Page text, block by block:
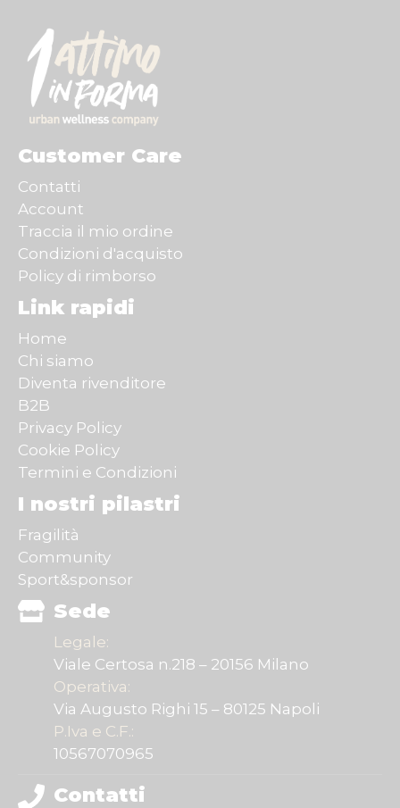
Customer Care
Contatti
Account
Traccia il mio ordine
Condizioni d'acquisto
Policy di rimborso
Link rapidi
Home
Chi siamo
Diventa rivenditore
B2B
Privacy Policy
Cookie Policy
Termini e Condizioni
I nostri pilastri
Fragilità
Community
Sport&sponsor
Sede
Legale:
Viale Certosa n.218 – 20156 Milano
Operativa:
Via Augusto Righi 15 – 80125 Napoli
P.Iva e C.F.:
10567070965
Contatti